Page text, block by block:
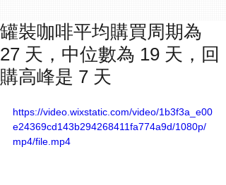
罐裝咖啡平均購買周期為
27 天，中位數為 19 天，回
購高峰是 7 天
https://video.wixstatic.com/video/1b3f3a_e00
e24369cd143b294268411fa774a9d/1080p/
mp4/file.mp4